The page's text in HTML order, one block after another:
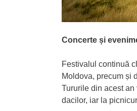
Concerte și
Festivalul continuă
Moldova, precum și
Tururile din acest
dacilor, iar la